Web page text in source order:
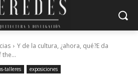
Y de la cultura, ¿ahora, qué?E da
the...
talleres exposiciones